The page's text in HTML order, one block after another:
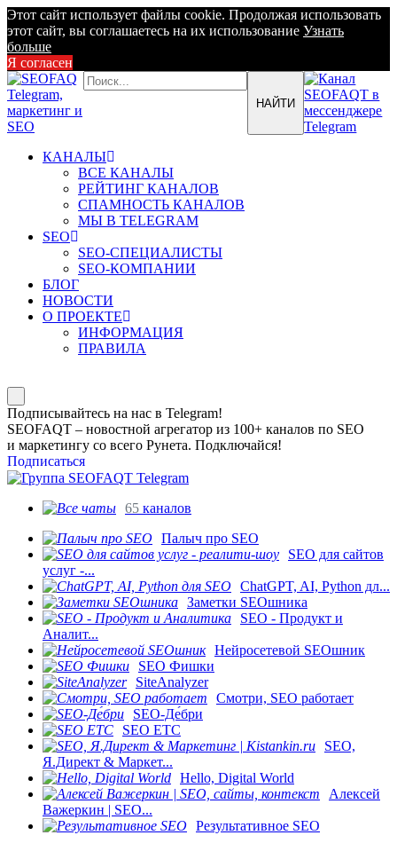
Этот сайт использует файлы cookie. Продолжая использовать
этот сайт, вы соглашаетесь на их использование Узнать
больше
Я согласен
КАНАЛЫ
ВСЕ КАНАЛЫ
РЕЙТИНГ КАНАЛОВ
СПАМНОСТЬ КАНАЛОВ
МЫ В TELEGRAM
SEO
SEO-СПЕЦИАЛИСТЫ
SEO-КОМПАНИИ
БЛОГ
НОВОСТИ
О ПРОЕКТЕ
ИНФОРМАЦИЯ
ПРАВИЛА
Подписывайтесь на нас в Telegram!
SEOFAQT – новостной агрегатор из 100+ каналов по SEO
и маркетингу со всего Рунета. Подключайся!
Подписаться
65 каналов
Палыч про SEO
SEO для сайтов
услуг -...
ChatGPT, AI, Python дл...
Заметки SEOшника
SEO - Продукт и
Аналит...
Нейросетевой SEOшник
SEO Фишки
SiteAnalyzer
Смотри, SEO работает
SEO-Де́бри
SEO ETC
SEO,
Я.Директ & Маркет...
Hello, Digital World
Алексей
Важеркин | SEO...
Результативное SEO